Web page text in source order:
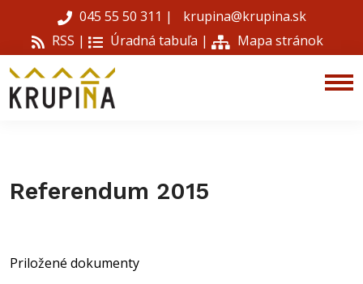
045 55 50 311 |
krupina@krupina.sk
RSS |
Úradná tabuľa | Mapa stránok
Referendum 2015
Priložené dokumenty